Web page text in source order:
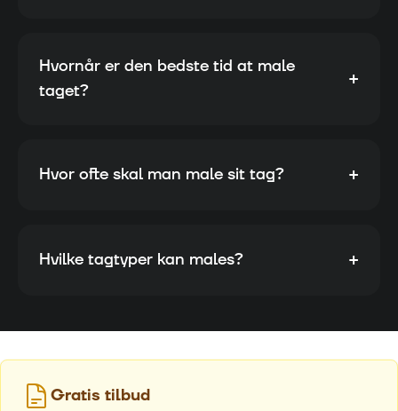
Hvornår er den bedste tid at male
taget?
+
Hvor ofte skal man male sit tag? +
Hvilke tagtyper kan males? +
Gratis tilbud